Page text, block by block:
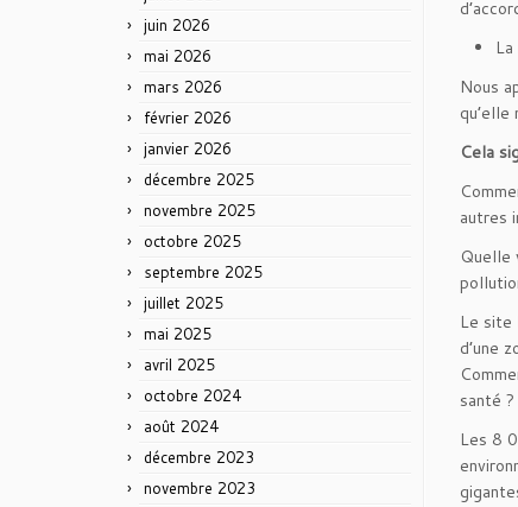
juin 2026
mai 2026
mars 2026
février 2026
janvier 2026
décembre 2025
novembre 2025
octobre 2025
septembre 2025
juillet 2025
mai 2025
avril 2025
octobre 2024
août 2024
décembre 2023
novembre 2023
Nous
qu’elle
Cela
autres
Quelle
Le site
d’une
santé ?
Les 8